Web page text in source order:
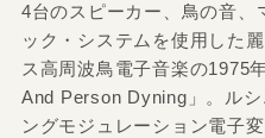
4台のスピーカー、鳥の音
ック・システムを使用した
ス高周波鳥電子音楽の1975
And Person Dyning」。ル
ングモジュレーション電子